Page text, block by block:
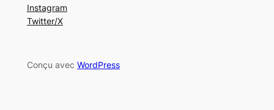
Instagram
Twitter/X
Conçu avec WordPress